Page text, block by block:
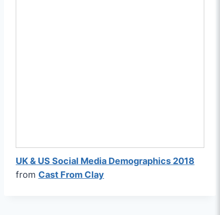
UK & US Social Media Demographics 2018
from Cast From Clay